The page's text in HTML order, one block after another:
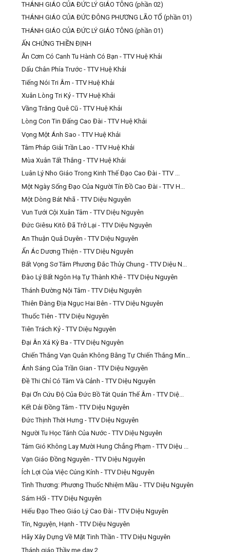
THÁNH GIÁO CỦA ĐỨC LÝ GIÁO TÔNG (phần 02)
THÁNH GIÁO CỦA ĐỨC ĐÔNG PHƯƠNG LÃO TỔ (phần 01)
THÁNH GIÁO CỦA ĐỨC LÝ GIÁO TÔNG (phần 01)
ẤN CHỨNG THIỀN ĐỊNH
Ăn Cơm Có Canh Tu Hành Có Bạn - TTV Huệ Khải
Dấu Chân Phía Trước - TTV Huệ Khải
Tiếng Nói Tri Âm - TTV Huệ Khải
Xuân Lòng Tri Kỷ - TTV Huệ Khải
Vầng Trăng Quê Cũ - TTV Huệ Khải
Lòng Con Tin Đấng Cao Đài - TTV Huệ Khải
Vọng Một Ánh Sao - TTV Huệ Khải
Tâm Pháp Giải Trần Lao - TTV Huệ Khải
Mùa Xuân Tất Thắng - TTV Huệ Khải
Luân Lý Nho Giáo Trong Kinh Thế Đạo Cao Đài - TTV ...
Một Ngày Sống Đạo Của Người Tín Đồ Cao Đài - TTV H...
Một Dòng Bát Nhã - TTV Diệu Nguyên
Vun Tưới Cội Xuân Tâm - TTV Diệu Nguyên
Đức Giêsu Kitô Đã Trở Lại - TTV Diệu Nguyên
An Thuận Quả Duyên - TTV Diệu Nguyên
Ẩn Ác Dương Thiện - TTV Diệu Nguyên
Bất Vọng Sơ Tâm Phương Đắc Thủy Chung - TTV Diệu N...
Đào Lý Bất Ngôn Hạ Tự Thành Khê - TTV Diệu Nguyên
Thánh Đường Nội Tâm - TTV Diệu Nguyên
Thiên Đàng Địa Ngục Hai Bên - TTV Diệu Nguyên
Thuốc Tiên - TTV Diệu Nguyên
Tiên Trách Kỷ - TTV Diệu Nguyên
Đại Ân Xá Kỳ Ba - TTV Diệu Nguyên
Chiến Thắng Vạn Quân Không Bằng Tự Chiến Thắng Mìn...
Ánh Sáng Của Trần Gian - TTV Diệu Nguyên
Đề Thi Chỉ Có Tâm Và Cảnh - TTV Diệu Nguyên
Đại Ơn Cứu Độ Của Đức Bồ Tát Quán Thế Âm - TTV Diệ...
Kết Dải Đồng Tâm - TTV Diệu Nguyên
Đức Thịnh Thời Hưng - TTV Diệu Nguyên
Người Tu Học Tánh Của Nước - TTV Diệu Nguyên
Tám Gió Không Lay Mười Hung Chẳng Phạm - TTV Diệu ...
Vạn Giáo Đồng Nguyên - TTV Diệu Nguyên
Ích Lợi Của Việc Cúng Kính - TTV Diệu Nguyên
Tình Thương: Phương Thuốc Nhiệm Mầu - TTV Diệu Nguyên
Sám Hối - TTV Diệu Nguyên
Hiếu Đạo Theo Giáo Lý Cao Đài - TTV Diệu Nguyên
Tín, Nguyện, Hạnh - TTV Diệu Nguyên
Hãy Xây Dựng Về Mặt Tinh Thần - TTV Diệu Nguyên
Thánh giáo Thầy mẹ dạy 2